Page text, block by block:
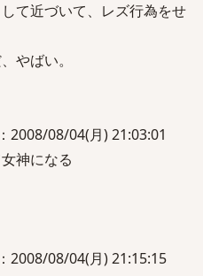
て近づいて、レズ行為をせ
やばい。
2008/08/04(月) 21:03:01
神になる
2008/08/04(月) 21:15:15